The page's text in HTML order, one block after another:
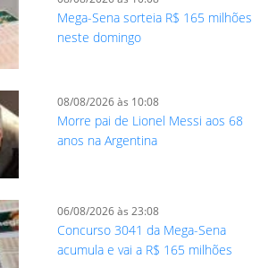
Mega-Sena sorteia R$ 165 milhões
neste domingo
08/08/2026 às 10:08
Morre pai de Lionel Messi aos 68
anos na Argentina
06/08/2026 às 23:08
Concurso 3041 da Mega-Sena
acumula e vai a R$ 165 milhões